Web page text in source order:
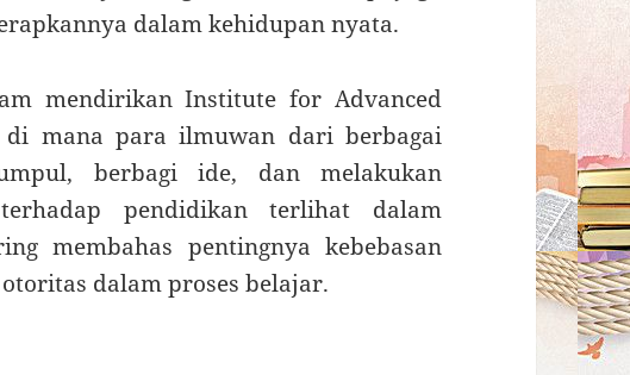
dalam kehidupan nyata.
mendirikan Institute for Advanced
mana para ilmuwan dari berbagai
berbagi ide, dan melakukan
pendidikan terlihat dalam
membahas pentingnya kebebasan
dalam proses belajar.